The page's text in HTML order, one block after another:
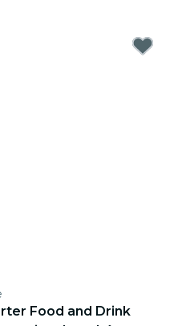
Food and Drink